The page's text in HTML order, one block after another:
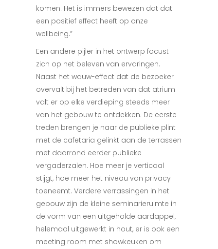
komen. Het is immers bewezen dat dat
een positief effect heeft op onze
wellbeing.”
Een andere pijler in het ontwerp focust
zich op het beleven van ervaringen.
Naast het wauw-effect dat de bezoeker
overvalt bij het betreden van dat atrium
valt er op elke verdieping steeds meer
van het gebouw te ontdekken. De eerste
treden brengen je naar de publieke plint
met de cafetaria gelinkt aan de terrassen
met daarrond eerder publieke
vergaderzalen. Hoe meer je verticaal
stijgt, hoe meer het niveau van privacy
toeneemt. Verdere verrassingen in het
gebouw zijn de kleine seminarieruimte in
de vorm van een uitgeholde aardappel,
helemaal uitgewerkt in hout, er is ook een
meeting room met showkeuken om